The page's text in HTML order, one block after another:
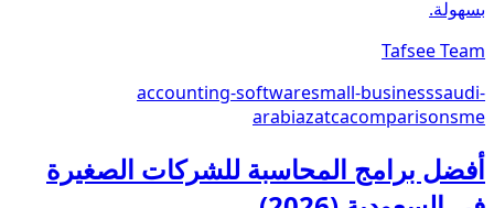
بسهولة.
Tafsee Team
accounting-softwaresmall-businesssaudi-
arabiazatcacomparisonsme
أفضل برامج المحاسبة للشركات الصغيرة